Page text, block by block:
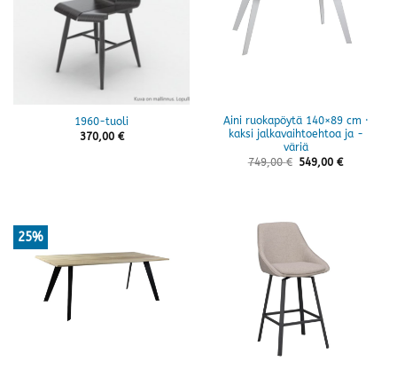
1960-tuoli
370,00 €
Aini ruokapöytä 140×89 cm ·
kaksi jalkavaihtoehtoa ja -
väriä
749,00€ 549,00€
25%